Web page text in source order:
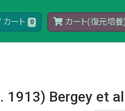
カート 0 カート(復元培養)
1913) Bergey et